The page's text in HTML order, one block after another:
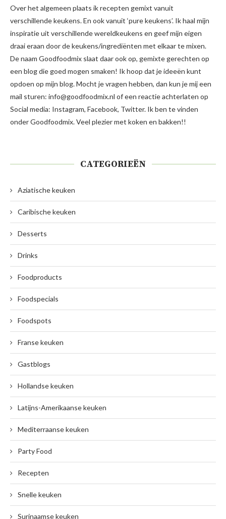
Over het algemeen plaats ik recepten gemixt vanuit
verschillende keukens. En ook vanuit ‘pure keukens’. Ik haal mijn
inspiratie uit verschillende wereldkeukens en geef mijn eigen
draai eraan door de keukens/ingrediënten met elkaar te mixen.
De naam Goodfoodmix slaat daar ook op, gemixte gerechten op
een blog die goed mogen smaken! Ik hoop dat je ideeën kunt
opdoen op mijn blog. Mocht je vragen hebben, dan kun je mij een
mail sturen: info@goodfoodmix.nl of een reactie achterlaten op
Social media: Instagram, Facebook, Twitter. Ik ben te vinden
onder Goodfoodmix. Veel plezier met koken en bakken!!
CATEGORIEËN
Aziatische keuken
Caribische keuken
Desserts
Drinks
Foodproducts
Foodspecials
Foodspots
Franse keuken
Gastblogs
Hollandse keuken
Latijns-Amerikaanse keuken
Mediterraanse keuken
Party Food
Recepten
Snelle keuken
Surinaamse keuken